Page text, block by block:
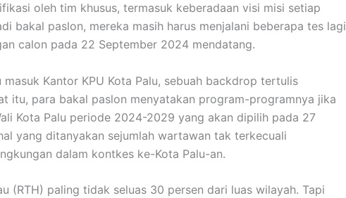
oleh tim khusus, termasuk keberadaan visi misi setiap
bakal paslon, mereka masih harus menjalani beberapa tes lagi
calon pada 22 September 2024 mendatang.
Kantor KPU Kota Palu, sebuah backdrop tertulis
itu, para bakal paslon menyatakan program-programnya jika
Kota Palu periode 2024-2029 yang akan dipilih pada 27
yang ditanyakan sejumlah wartawan tak terkecuali
dalam kontkes ke-Kota Palu-an.
(RTH) paling tidak seluas 30 persen dari luas wilayah. Tapi